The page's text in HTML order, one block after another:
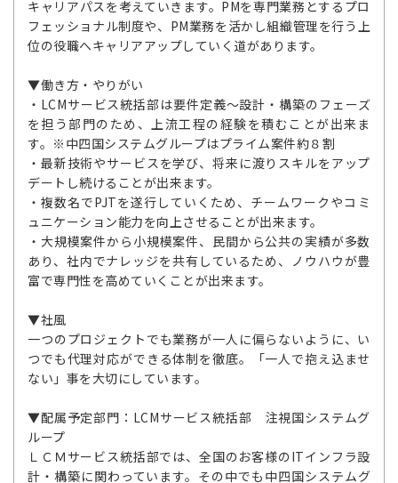
キャリアパスを考えていきます。PMを専門業務とするプロ
フェッショナル制度や、PM業務を活かし組織管理を行う上
位の役職へキャリアアップしていく道があります。
▼働き方・やりがい
・LCMサービス統括部は要件定義～設計・構築のフェーズ
を担う部門のため、上流工程の経験を積むことが出来ま
す。※中四国システムグループはプライム案件約８割
・最新技術やサービスを学び、将来に渡りスキルをアップ
デートし続けることが出来ます。
・複数名でPJTを遂行していくため、チームワークやコミ
ュニケーション能力を向上させることが出来ます。
・大規模案件から小規模案件、民間から公共の実績が多数
あり、社内でナレッジを共有しているため、ノウハウが豊
富で専門性を高めていくことが出来ます。
▼社風
一つのプロジェクトでも業務が一人に偏らないように、い
つでも代理対応ができる体制を徹底。「一人で抱え込ませ
ない」事を大切にしています。
▼配属予定部門：LCMサービス統括部 注視国システムグ
ループ
ＬＣＭサービス統括部では、全国のお客様のITインフラ設
計・構築に関わっています。その中でも中四国システムグ